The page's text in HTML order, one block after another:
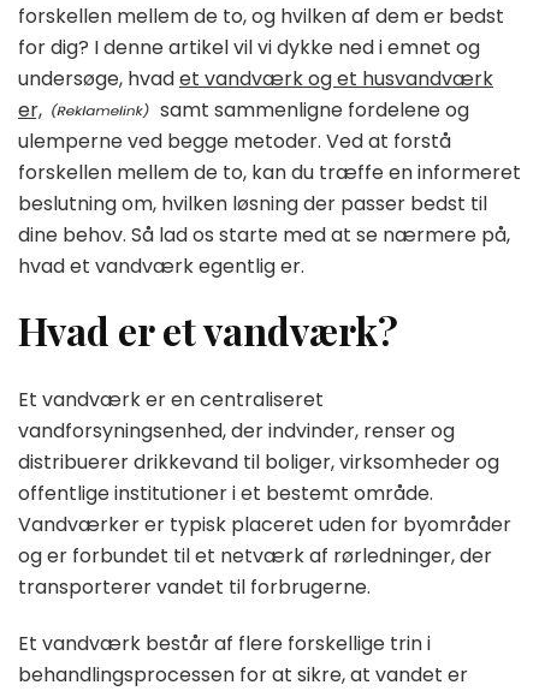
forskellen mellem de to, og hvilken af dem er bedst
for dig? I denne artikel vil vi dykke ned i emnet og
undersøge, hvadet vandværk og et husvandværk
er,
samt sammenligne fordelene og
ulemperne ved begge metoder. Ved at forstå
forskellen mellem de to, kan du træffe en informeret
beslutning om, hvilken løsning der passer bedst til
dine behov. Så lad os starte med at se nærmere på,
hvad et vandværk egentlig er.
Hvad er et vandværk?
Et vandværk er en centraliseret
vandforsyningsenhed, der indvinder, renser og
distribuerer drikkevand til boliger, virksomheder og
offentlige institutioner i et bestemt område.
Vandværker er typisk placeret uden for byområder
og er forbundet til et netværk af rørledninger, der
transporterer vandet til forbrugerne.
Et vandværk består af flere forskellige trin i
behandlingsprocessen for at sikre, at vandet er